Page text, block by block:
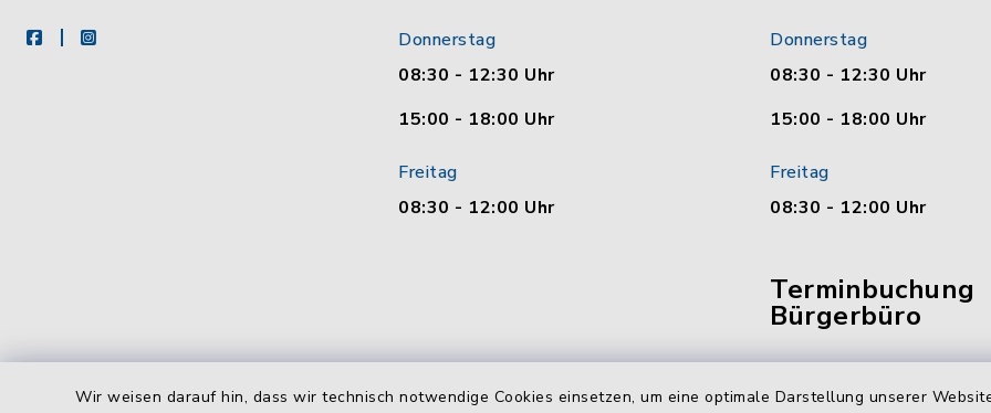
Wir weisen darauf hin, dass wir technisch notwendige Cookies einsetzen, um eine optimale Darstellung unserer
facebookinstagram
Donnerstag
08:30 - 12:30 Uhr
15:00 - 18:00 Uhr
Freitag
08:30 - 12:00 Uhr
Donnerstag
08:30 - 12:30 Uhr
15:00 - 18:00 Uhr
Freitag
08:30 - 12:00 Uhr
Terminbuchung
Bürgerbüro
Vereinbaren Sie hier
online Ihren Termin für